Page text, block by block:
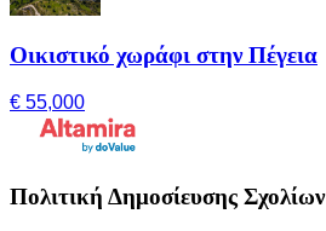
Οικιστικό χωράφι στην Πέγεια
€ 55,000
Πολιτική Δημοσίευσης Σχολίων